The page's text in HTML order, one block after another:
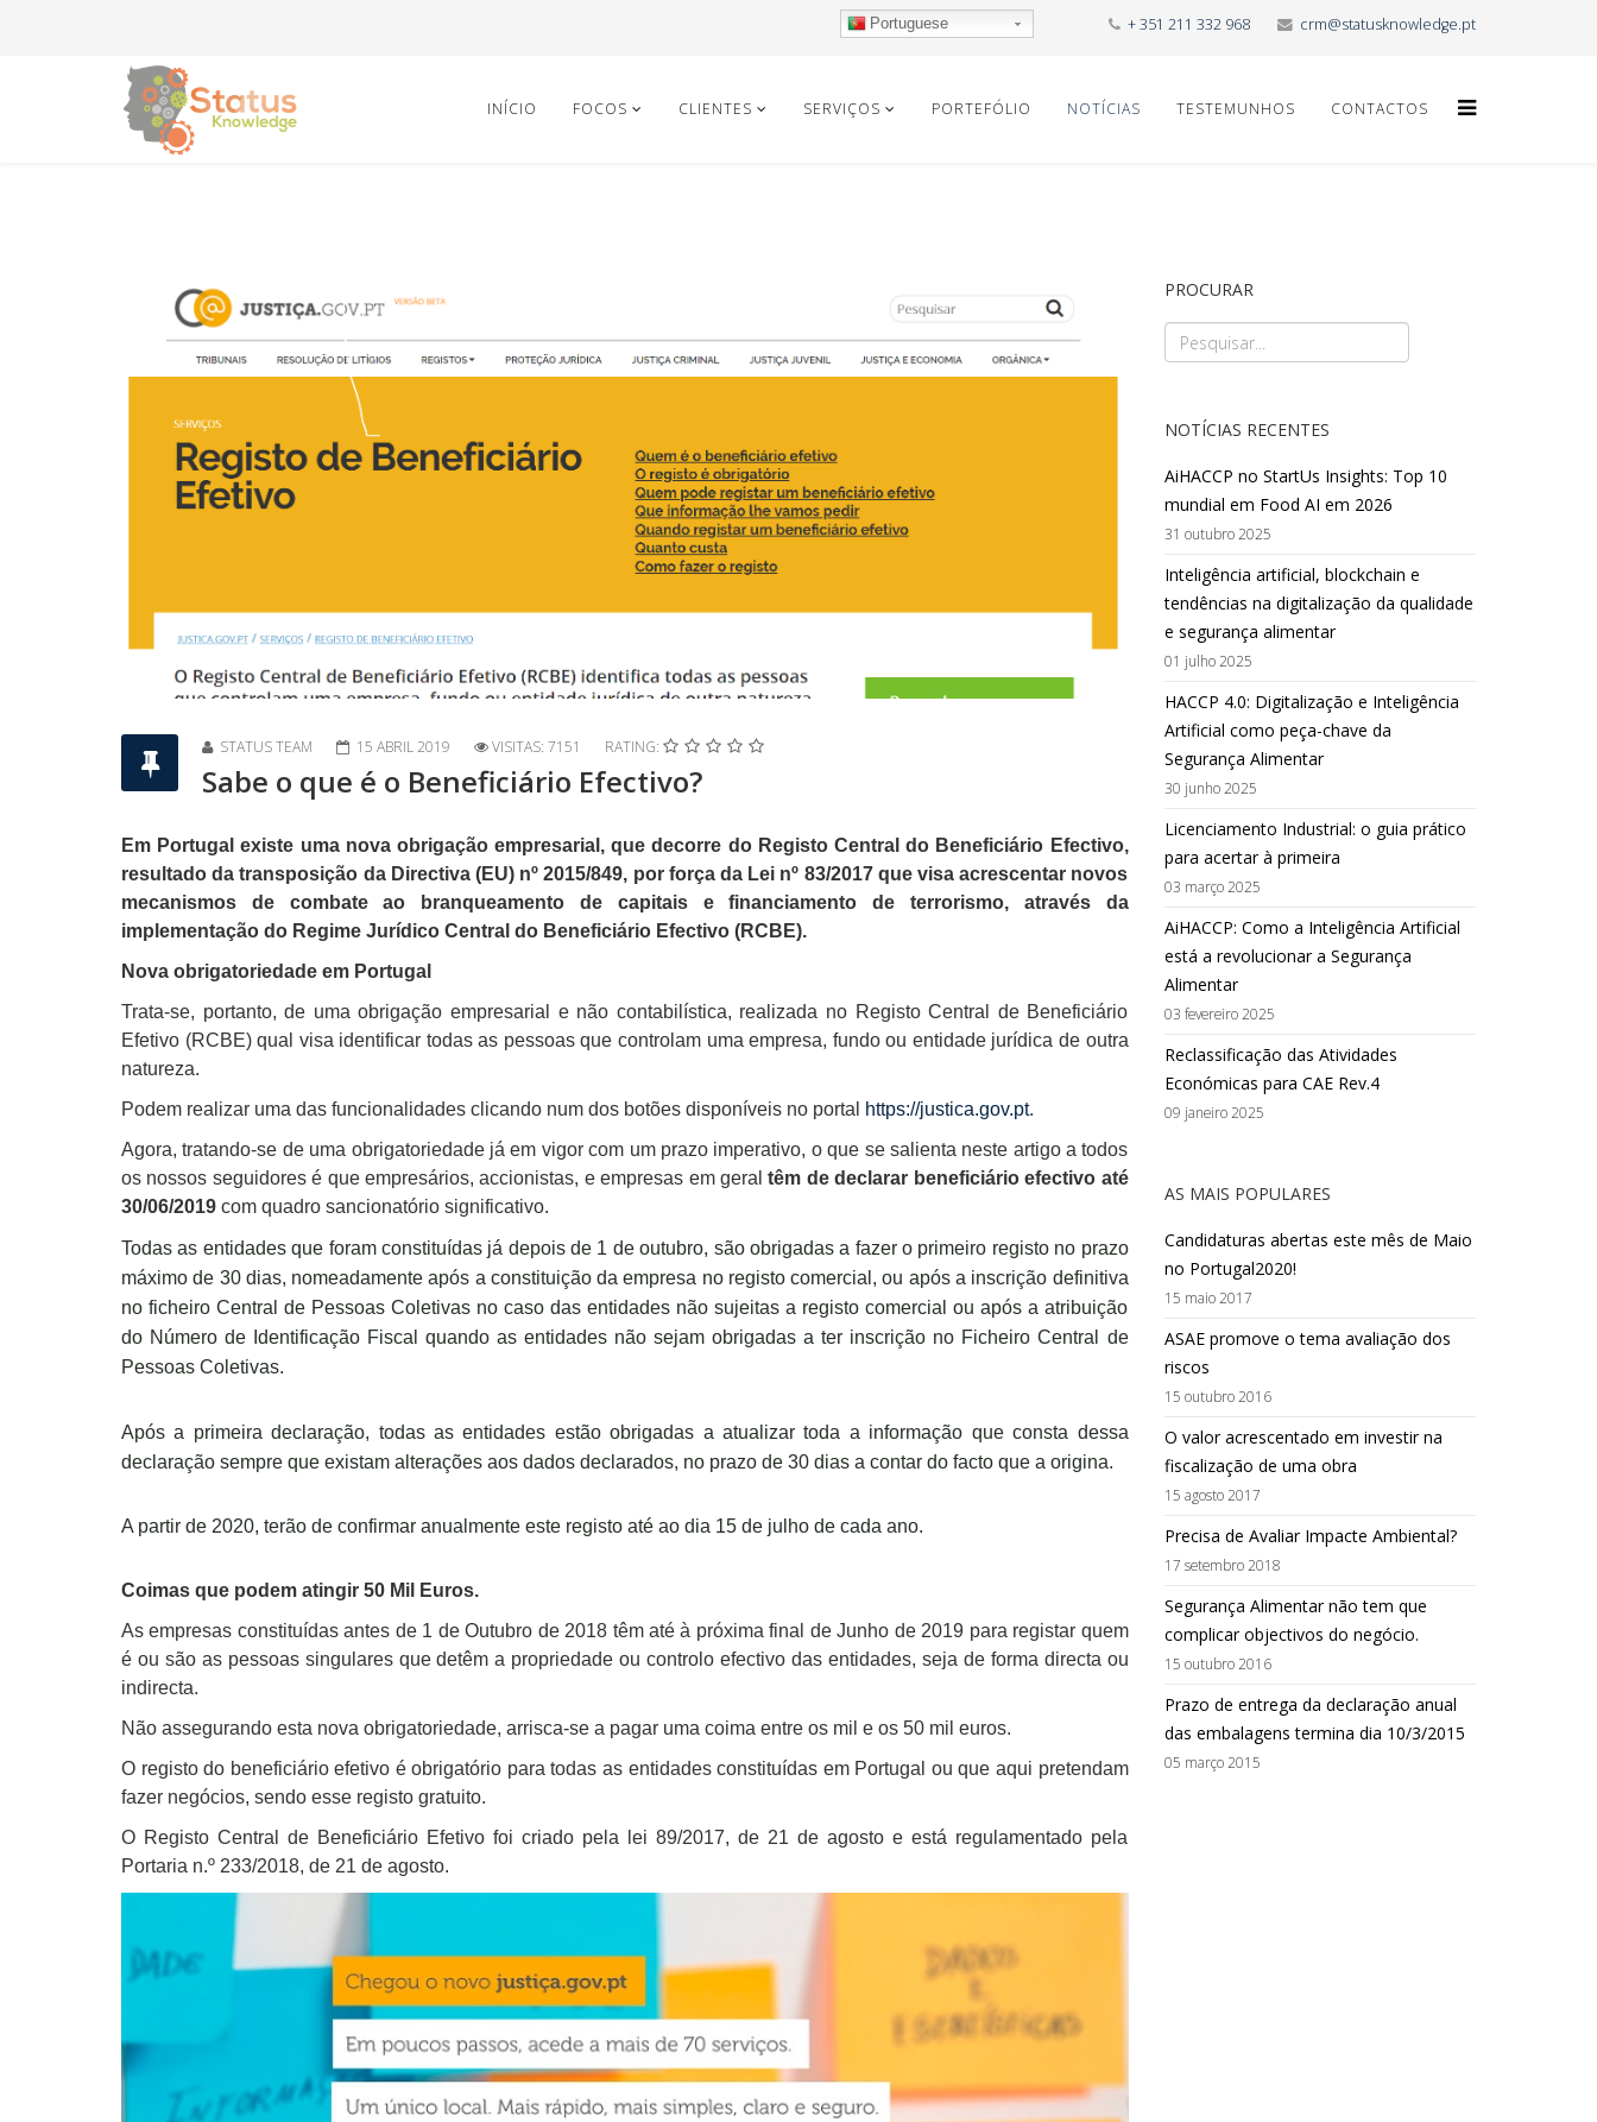
+ 351 211 332 968 crm@statusknowledge.pt
Portuguese
INÍCIO FOCOS CLIENTES SERVIÇOS PORTEFÓLIO NOTÍCIAS TESTEMUNHOS CONTACTOS
STATUS TEAM 15 ABRIL 2019 VISITAS: 7151 RATING:
Sabe o que é o Beneficiário Efectivo?
Em Portugal existe uma nova obrigação empresarial, que decorre do Registo Central do Beneficiário Efectivo,
resultado da transposição da Directiva (EU) nº 2015/849, por força da Lei nº 83/2017 que visa acrescentar novos
mecanismos de combate ao branqueamento de capitais e financiamento de terrorismo, através da
implementação do Regime Jurídico Central do Beneficiário Efectivo (RCBE).
Nova obrigatoriedade em Portugal
Trata-se, portanto, de uma obrigação empresarial e não contabilística, realizada no Registo Central de Beneficiário
Efetivo (RCBE) qual visa identificar todas as pessoas que controlam uma empresa, fundo ou entidade jurídica de outra
natureza.
Podem realizar uma das funcionalidades clicando num dos botões disponíveis no portal
https://justica.gov.pt.
Agora, tratando-se de uma obrigatoriedade já em vigor com um prazo imperativo, o que se salienta neste artigo a todos
os nossos seguidores é que empresários, accionistas, e empresas em geraltêm de declarar beneficiário efectivo até
30/06/2019 com quadro sancionatório significativo.
Todas as entidades que foram constituídas já depois de 1 de outubro, são obrigadas a fazer o primeiro registo no prazo
máximo de 30 dias, nomeadamente após a constituição da empresa no registo comercial, ou após a inscrição definitiva
no ficheiro Central de Pessoas Coletivas no caso das entidades não sujeitas a registo comercial ou após a atribuição
do Número de Identificação Fiscal quando as entidades não sejam obrigadas a ter inscrição no Ficheiro Central de
Pessoas Coletivas.
Após a primeira declaração, todas as entidades estão obrigadas a atualizar toda a informação que consta dessa
declaração sempre que existam alterações aos dados declarados, no prazo de 30 dias a contar do facto que a origina.
A partir de 2020, terão de confirmar anualmente este registo até ao dia 15 de julho de cada ano.
Coimas que podem atingir 50 Mil Euros.
As empresas constituídas antes de 1 de Outubro de 2018 têm até à próxima final de Junho de 2019 para registar quem
é ou são as pessoas singulares que detêm a propriedade ou controlo efectivo das entidades, seja de forma directa ou
indirecta.
Não assegurando esta nova obrigatoriedade, arrisca-se a pagar uma coima entre os mil e os 50 mil euros.
O registo do beneficiário efetivo é obrigatório para todas as entidades constituídas em Portugal ou que aqui pretendam
fazer negócios, sendo esse registo gratuito.
O Registo Central de Beneficiário Efetivo foi criado pela lei 89/2017, de 21 de agosto e está regulamentado pela
Portaria n.º 233/2018, de 21 de agosto.
PROCURAR
NOTÍCIAS RECENTES
AiHACCP no StartUs Insights: Top 10
mundial em Food AI em 2026
31 outubro 2025
Inteligência artificial, blockchain e
tendências na digitalização da qualidade
e segurança alimentar
01 julho 2025
HACCP 4.0: Digitalização e Inteligência
Artificial como peça-chave da
Segurança Alimentar
30 junho 2025
Licenciamento Industrial: o guia prático
para acertar à primeira
03 março 2025
AiHACCP: Como a Inteligência Artificial
está a revolucionar a Segurança
Alimentar
03 fevereiro 2025
Reclassificação das Atividades
Económicas para CAE Rev.4
09 janeiro 2025
AS MAIS POPULARES
Candidaturas abertas este mês de Maio
no Portugal2020!
15 maio 2017
ASAE promove o tema avaliação dos
riscos
15 outubro 2016
O valor acrescentado em investir na
fiscalização de uma obra
15 agosto 2017
Precisa de Avaliar Impacte Ambiental?
17 setembro 2018
Segurança Alimentar não tem que
complicar objectivos do negócio.
15 outubro 2016
Prazo de entrega da declaração anual
das embalagens termina dia 10/3/2015
05 março 2015